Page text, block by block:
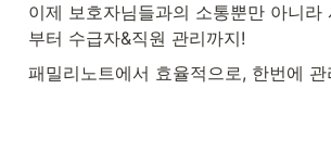
이제 보호자님들과의 소통뿐만 아니라
부터 수급자&직원 관리까지!
패밀리노트에서 효율적으로, 한번에